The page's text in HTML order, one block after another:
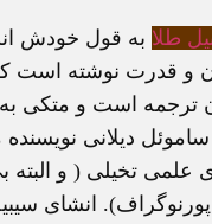
طلا به قول خودش
و قدرت نوشته
ترجمه است و متکی به
ساموئل ديلانی
علمی تخيلی ( و البته
انشای